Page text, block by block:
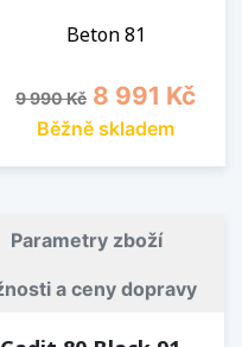
Beton 81
Běžná cena
9 990 Kč Cena
8 991 Kč
Běžně skladem
Parametry zboží
a ceny dopravy